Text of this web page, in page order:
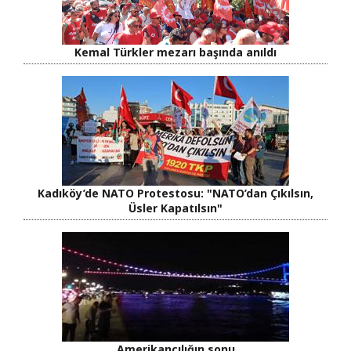
Kemal Türkler mezarı başında anıldı
Kadıköy’de NATO Protestosu: "NATO’dan Çıkılsın,
Üsler Kapatılsın"